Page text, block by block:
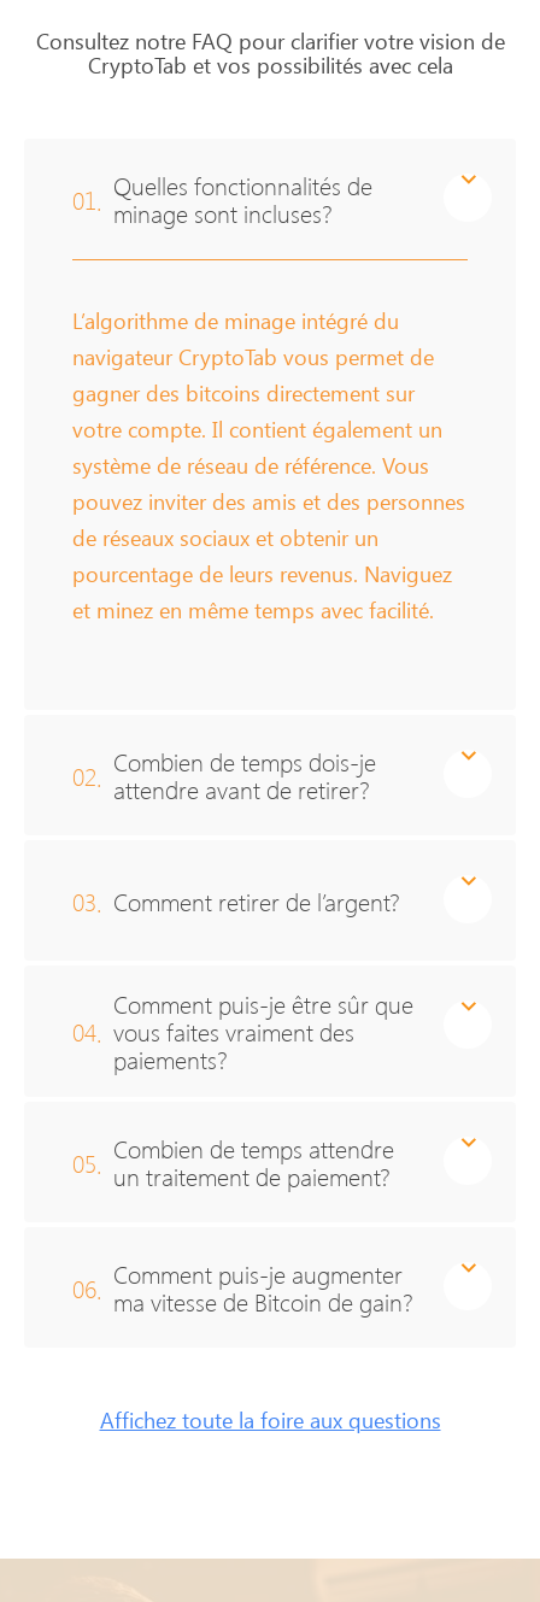
Consultez notre FAQ pour clarifier votre vision de
CryptoTab et vos possibilités avec cela
01.
Quelles fonctionnalités de
minage sont incluses?
L’algorithme de minage intégré du
navigateur CryptoTab vous permet de
gagner des bitcoins directement sur
votre compte. Il contient également un
système de réseau de référence. Vous
pouvez inviter des amis et des personnes
de réseaux sociaux et obtenir un
pourcentage de leurs revenus. Naviguez
et minez en même temps avec facilité.
02. Combien de temps dois-je
attendre avant de retirer?
03. Comment retirer de l’argent?
04.
Comment puis-je être sûr que
vous faites vraiment des
paiements?
05. Combien de temps attendre
un traitement de paiement?
06. Comment puis-je augmenter
ma vitesse de Bitcoin de gain?
Affichez toute la foire aux questions